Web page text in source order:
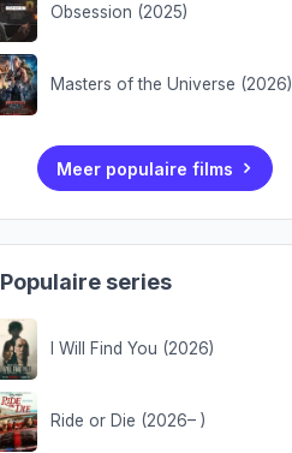
Obsession (2025)
Masters of the Universe (2026)
Meer populaire films
Populaire series
I Will Find You (2026)
Ride or Die (2026– )